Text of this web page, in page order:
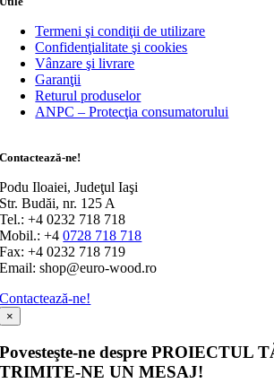
Termeni şi condiţii de utilizare
Confidenţialitate şi cookies
Vânzare şi livrare
Garanţii
Returul produselor
ANPC – Protecţia consumatorului
Contactează-ne!
Podu Iloaiei, Judeţul Iaşi
Str. Budăi, nr. 125 A
Tel.: +4 0232 718 718
Mobil.: +40728 718 718
Fax: +4 0232 718 719
Email: shop@euro-wood.ro
Contactează-ne!
×
Povesteşte-ne despre PROIECTUL
TRIMITE-NE UN MESAJ!